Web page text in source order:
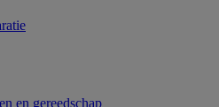
en gereedschap